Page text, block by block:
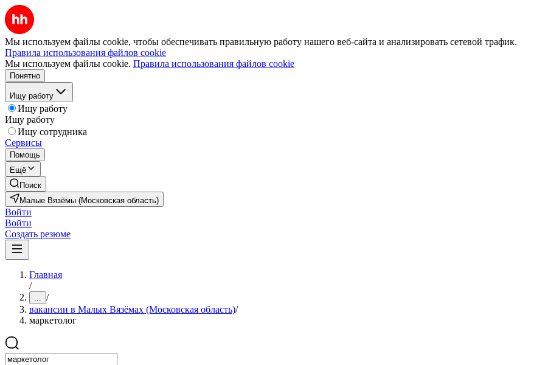
Мы используем файлы cookie, чтобы обеспечивать правильную работу нашего веб-сайта и анализировать сетевой трафик.
Правила использования файлов cookie
Мы используем файлы cookie. Правила использования файлов cookie
Понятно
Ищу работу
Ищу работу
Ищу работу
Ищу сотрудника
Сервисы
Помощь
Ещё
Поиск
Малые Вязёмы (Московская область)
Войти
Войти
Создать резюме
Главная
/
... /
вакансии в Малых Вязёмах (Московская область)/
маркетолог